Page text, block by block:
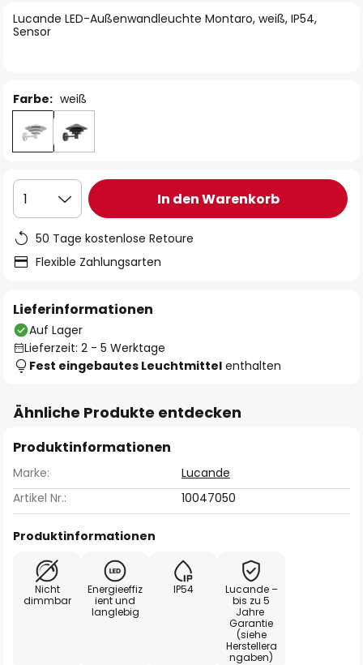
Lucande LED-Außenwandleuchte Montaro, weiß, IP54,
Sensor
Farbe: weiß
1 In den Warenkorb
50 Tage kostenlose Retoure
Flexible Zahlungsarten
Lieferinformationen
Auf Lager
Lieferzeit: 2 - 5 Werktage
Fest eingebautes Leuchtmittel enthalten
Ähnliche Produkte entdecken
Produktinformationen
Marke:
Lucande
Artikel Nr.:
10047050
Produktinformationen
Nicht
dimmbar
Energieeffiz
ient und
langlebig
IP54
Lucande –
bis zu 5
Jahre
Garantie
(siehe
Herstellera
ngaben)